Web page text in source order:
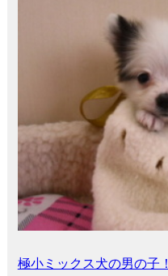
極小ミックス犬の男の子！